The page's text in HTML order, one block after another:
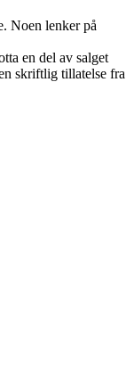
Noen lenker på
en del av salget
skriftlig tillatelse fra